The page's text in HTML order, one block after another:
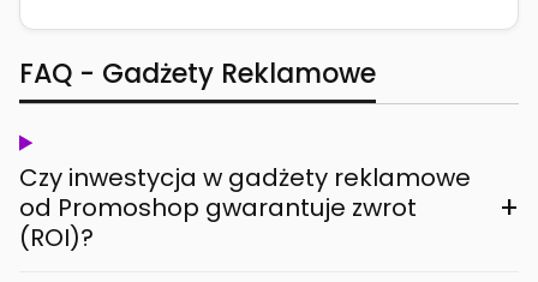
FAQ - Gadżety Reklamowe
Czy inwestycja w gadżety reklamowe
od Promoshop gwarantuje zwrot
(ROI)?
+